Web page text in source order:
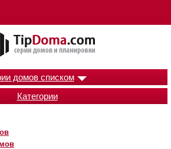
домов списком
Категории